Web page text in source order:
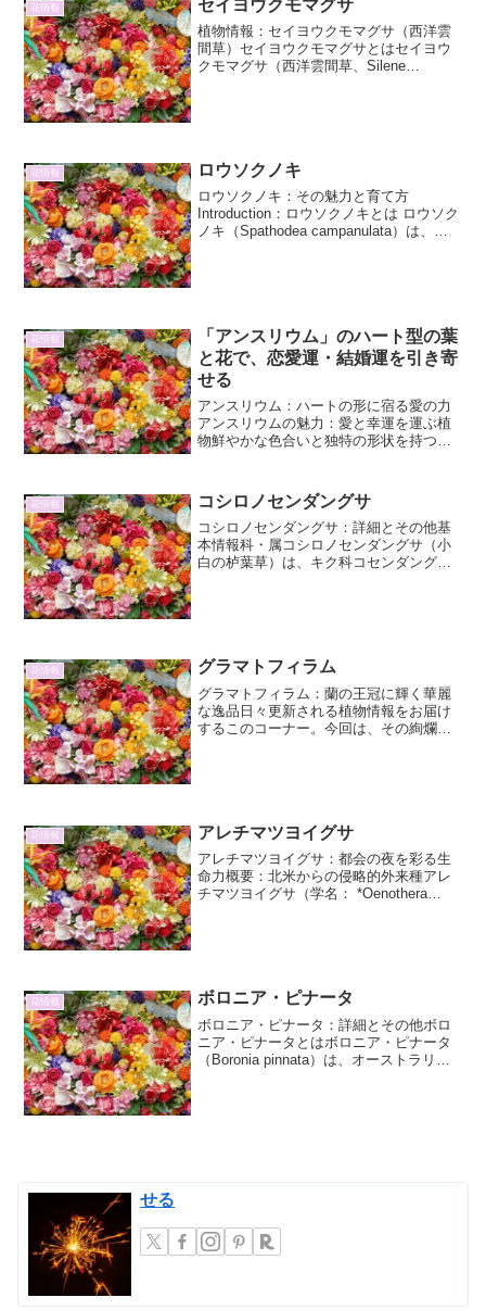
花情報 セイヨウクモマグサ
植物情報：セイヨウクモマグサ（西洋雲
間草）セイヨウクモマグサとはセイヨウ
クモマグサ（西洋雲間草、Silene
花情報 ロウソクノキ
ロウソクノキ：その魅力と育て方
Introduction：ロウソクノキとは ロウソク
ノキ（Spathodea campanulata）は、ア
花情報
「アンスリウム」のハート型の葉
と花で、恋愛運・結婚運を引き寄
せる
アンスリウム：ハートの形に宿る愛の力
アンスリウムの魅力：愛と幸運を運ぶ植
物鮮やかな色合いと独特の形状を持つア
型の葉と、まるでベルベットのような質
感を持ち、鮮烈な赤やピン...
花情報 コシロノセンダングサ
コシロノセンダングサ：詳細とその他基
本情報科・属コシロノセンダングサ（小
白の栌葉草）は、キク科コセンダングサ
花情報 グラマトフィラム
グラマトフィラム：蘭の王冠に輝く華麗
な逸品日々更新される植物情報をお届け
するこのコーナー。今回は、その絢爛た
花情報 アレチマツヨイグサ
アレチマツヨイグサ：都会の夜を彩る生
命力概要：北米からの侵略的外来種アレ
チマツヨイグサ（学名： *Oenothera
花情報 ボロニア・ピナータ
ボロニア・ピナータ：詳細とその他ボロ
ニア・ピナータとはボロニア・ピナータ
（Boronia pinnata）は、オーストラリア
せる